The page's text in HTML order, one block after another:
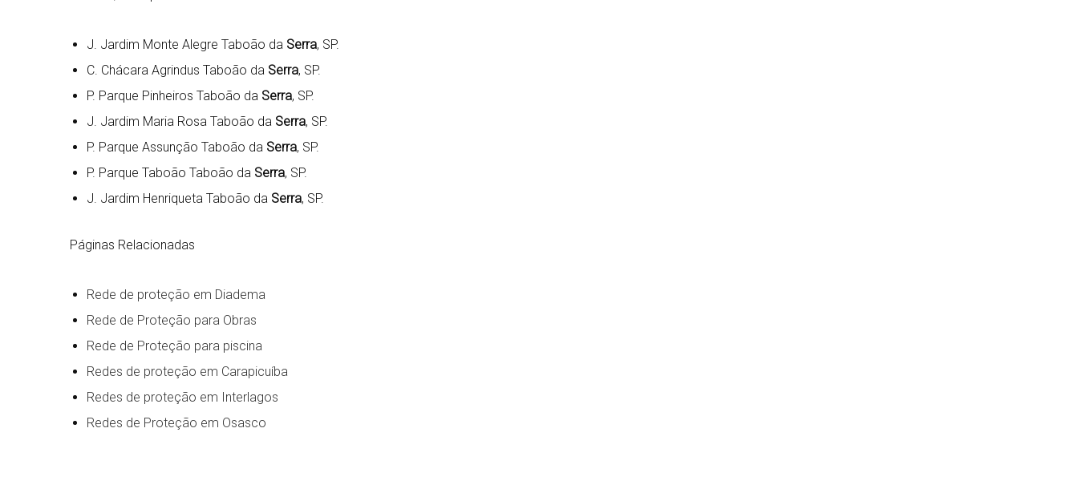
J. Jardim Monte Alegre Taboão da Serra, SP.
C. Chácara Agrindus Taboão da Serra, SP.
P. Parque Pinheiros Taboão da Serra, SP.
J. Jardim Maria Rosa Taboão da Serra, SP.
P. Parque Assunção Taboão da Serra, SP.
P. Parque Taboão Taboão da Serra, SP.
J. Jardim Henriqueta Taboão da Serra, SP.
Páginas Relacionadas
Rede de proteção em Diadema
Rede de Proteção para Obras
Rede de Proteção para piscina
Redes de proteção em Carapicuíba
Redes de proteção em Interlagos
Redes de Proteção em Osasco